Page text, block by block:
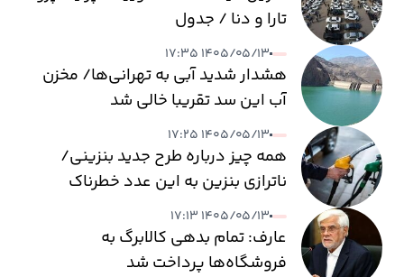
تارا و دنا / جدول
۱۴۰۵/۰۵/۱۳ ۱۷:۳۵
هشدار شدید آبی به تهرانی‌ها/ مخزن
آب این سد تقریبا خالی شد
۱۴۰۵/۰۵/۱۳ ۱۷:۲۵
همه چیز درباره طرح جدید بنزینی/
ناترازی بنزین به این عدد خطرناک
می‌رسد
۱۴۰۵/۰۵/۱۳ ۱۷:۱۳
عارف: تمام بدهی کالابرگ به
فروشگاه‌ها پرداخت شد